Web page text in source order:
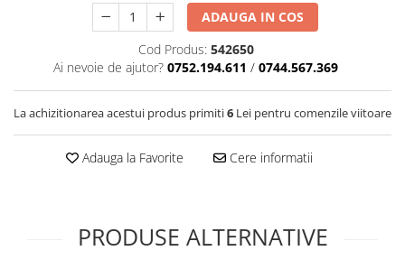
Carcasa Cheie Toyota
Carcasa Cheie Volkswagen
Huse Volan Auto
Huse Volan cu Ac si Ata
Huse Volan din Piele Ecologica
Huse Volan Piele Naturala
ADAUGA IN COS
Cod Produs: 542650
Ai nevoie de ajutor? 0752.194.611 / 0744.567.369
La achizitionarea acestui produs primiti6 Lei pentru comenzile viitoare
Adauga la Favorite Cere informatii
PRODUSE ALTERNATIVE